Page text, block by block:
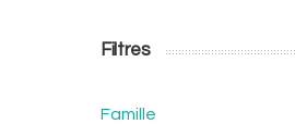
Filtres
Famille